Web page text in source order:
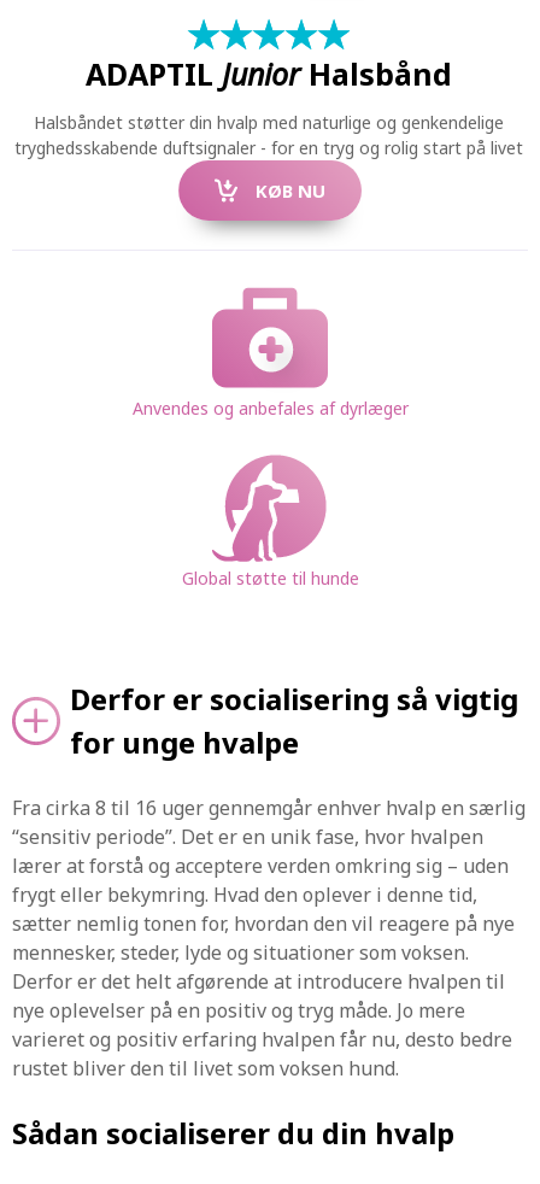
★★★★★
☆☆☆☆☆
ADAPTIL JuniorHalsbånd
Halsbåndet støtter din hvalp med naturlige og genkendelige
tryghedsskabende duftsignaler - for en tryg og rolig start på livet
KØB NU
Anvendes og anbefales af dyrlæger
Global støtte til hunde
Derfor er socialisering så vigtig
for unge hvalpe
Fra cirka 8 til 16 uger gennemgår enhver hvalp en særlig
“sensitiv periode”. Det er en unik fase, hvor hvalpen
lærer at forstå og acceptere verden omkring sig – uden
frygt eller bekymring. Hvad den oplever i denne tid,
sætter nemlig tonen for, hvordan den vil reagere på nye
mennesker, steder, lyde og situationer som voksen.
Derfor er det helt afgørende at introducere hvalpen til
nye oplevelser på en positiv og tryg måde. Jo mere
varieret og positiv erfaring hvalpen får nu, desto bedre
rustet bliver den til livet som voksen hund.
Sådan socialiserer du din hvalp